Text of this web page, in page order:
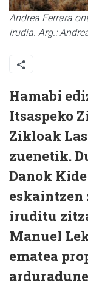
Andrea Ferrara
irudia. Arg.:
Hamabi
Itsaspeko
Zikloak
zuenetik.
Danok
iruditu
Manuel
ematea